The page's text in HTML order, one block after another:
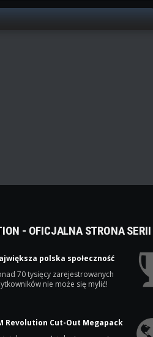
- OFICJALNA STRONA SERII
polska społeczność
70 tysięcy zarejestrowanych
nie może się mylić!
Revolution Cut-Out Megapack